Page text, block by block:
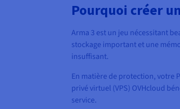
Pourquoi créer
Arma 3 est un jeu nécessitant
stockage important et une
insuffisant.
En matière de protection, votre
privé virtuel (VPS) OVHcloud
service.